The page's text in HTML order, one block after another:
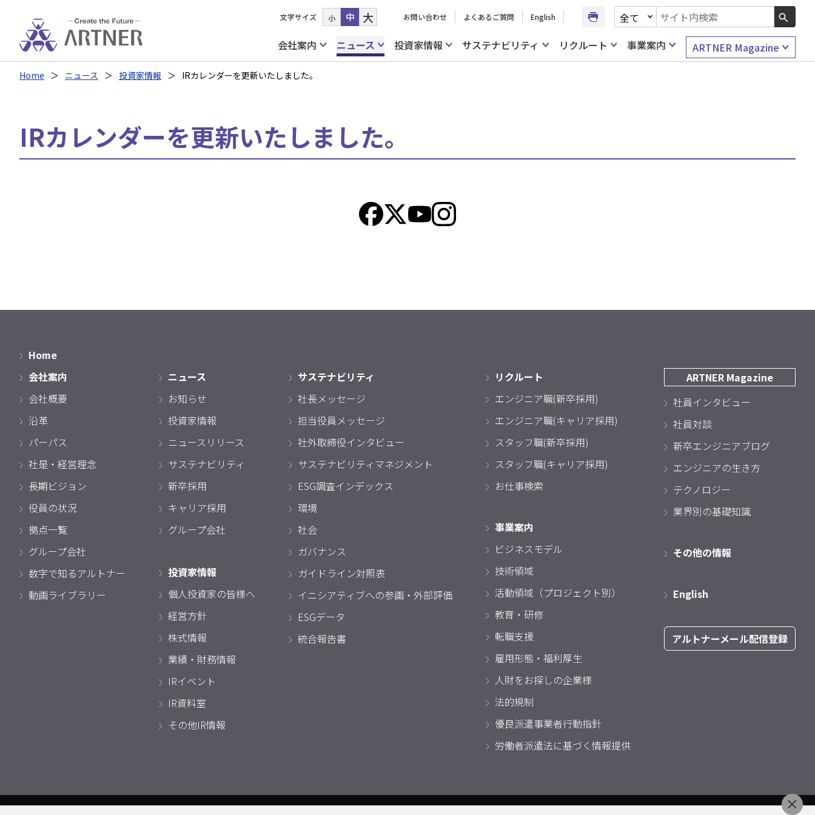
文字サイズ 小 中 大 お問い合わせ よくあるご質問 English
文書種別を選択
検索キーワード入力
会社案内
ニュース 投資家情報 サステナビリティ リクルート 事業案内 ARTNER Magazine
Home ニュース 投資家情報 IRカレンダーを更新いたしました。
IRカレンダーを更新いたしました。
Home
会社案内
会社概要
沿革
パーパス
社是・経営理念
長期ビジョン
役員の状況
拠点一覧
グループ会社
数字で知るアルトナー
動画ライブラリー
ニュース
お知らせ
投資家情報
ニュースリリース
サステナビリティ
新卒採用
キャリア採用
グループ会社
投資家情報
個人投資家の皆様へ
経営方針
株式情報
業績・財務情報
IRイベント
IR資料室
その他IR情報
サステナビリティ
社長メッセージ
担当役員メッセージ
社外取締役インタビュー
サステナビリティマネジメント
ESG調査インデックス
環境
社会
ガバナンス
ガイドライン対照表
イニシアティブへの参画・外部評価
ESGデータ
統合報告書
リクルート
エンジニア職(新卒採用)
エンジニア職(キャリア採用)
スタッフ職(新卒採用)
スタッフ職(キャリア採用)
お仕事検索
事業案内
ビジネスモデル
技術領域
活動領域（プロジェクト別）
教育・研修
転職支援
雇用形態・福利厚生
人財をお探しの企業様
法的規制
優良派遣事業者行動指針
労働者派遣法に基づく情報提供
ARTNER Magazine
社員インタビュー
社員対談
新卒エンジニアブログ
エンジニアの生き方
テクノロジー
業界別の基礎知識
その他の情報
English
アルトナーメール配信登録